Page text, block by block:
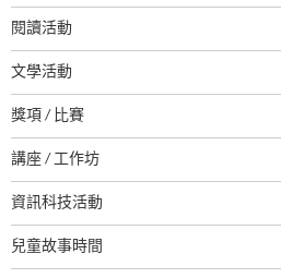
閱讀活動
文學活動
獎項 / 比賽
講座 / 工作坊
資訊科技活動
兒童故事時間